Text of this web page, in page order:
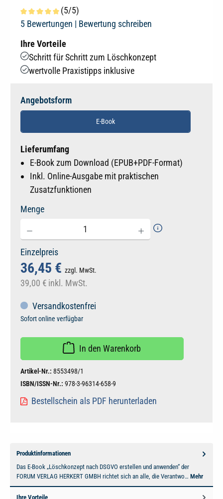
Durchschnittliche Bewertung von 5 von 5 Sternen
(5/5)
5 Bewertungen | Bewertung schreiben
Ihre Vorteile
Schritt für Schritt zum Löschkonzept
wertvolle Praxistipps inklusive
Angebotsform
E-Book
Lieferumfang
E-Book zum Download (EPUB+PDF-Format)
Inkl. Online-Ausgabe mit praktischen
Zusatzfunktionen
Menge
Einzelpreis
36,45 € zzgl. MwSt.
39,00 € inkl. MwSt.
Versandkostenfrei
Sofort online verfügbar
In den Warenkorb
Artikel-Nr.: 8553498/1
ISBN/ISSN-Nr.: 978-3-96314-658-9
Bestellschein als PDF herunterladen
Produktinformationen
Das E-Book „Löschkonzept nach DSGVO erstellen und anwenden“ der
FORUM VERLAG HERKERT GMBH richtet sich an alle, die Verantwo… Mehr
Ihre Vorteile